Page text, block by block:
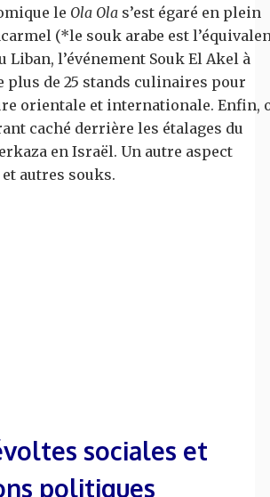
le Ola Ola s’est égaré en plein
(*le souk arabe est
Liban, l’événement Souk El Akel à
plus de 25 stands culinaires pour
orientale et internationale. Enfin,
caché derrière les étalages du
en Israël. Un autre aspect
autres souks.
sociales et
politiques